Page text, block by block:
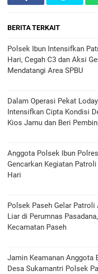
BERITA TERKAIT
Polsek Ibun Intensifkan
Hari, Cegah C3 dan Aksi
Mendatangi Area SPBU
Dalam Operasi Pekat
Intensifkan Cipta Kondisi
Kios Jamu dan Beri
Anggota Polsek Ibun
Gencarkan Kegiatan Patroli
Hari
Polsek Paseh Gelar
Liar di Perumnas
Kecamatan Paseh
Jamin Keamanan Anggota
Desa Sukamantri Polsek